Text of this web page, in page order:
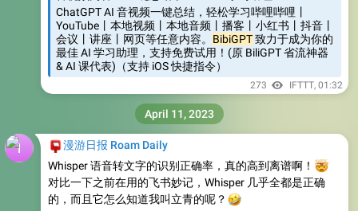
ChatGPT AI 音视频一键总结，轻松学习哔哩哔哩丨
YouTube丨本地视频丨本地音频丨播客丨小红书丨抖音丨
会议丨讲座丨网页等任意内容。 BibiGPT致力于成为你的
最佳 AI 学习助理，支持免费试用！(原 BiliGPT 省流神器
& AI 课代表)（支持 iOS 快捷指令）
273 IFTTT, 01:32
漫游日报 Roam Daily
Whisper 语音转文字的识别正确率，真的高到离谱啊！
🤯
对比一下之前在用的飞书妙记，Whisper 几乎全都是正确
的，而且它怎么知道我叫立青的呢？
🤣
April 11, 2023